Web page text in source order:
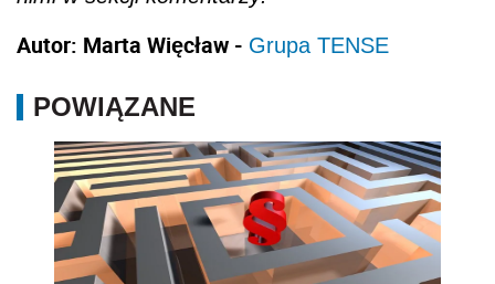
Autor: Marta Więcław - Grupa TENSE
POWIĄZANE